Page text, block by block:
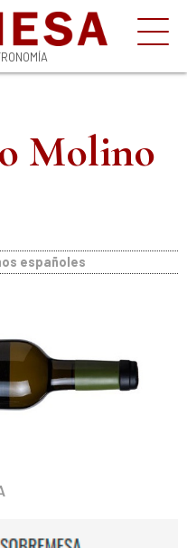
Molino
españoles